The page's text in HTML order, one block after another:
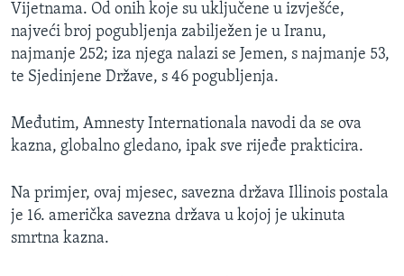
Vijetnama. Od onih koje su uključene u izvješće,
najveći broj pogubljenja zabilježen je u Iranu,
najmanje 252; iza njega nalazi se Jemen, s najmanje 53,
te Sjedinjene Države, s 46 pogubljenja.
Međutim, Amnesty Internationala navodi da se ova
kazna, globalno gledano, ipak sve rijeđe prakticira.
Na primjer, ovaj mjesec, savezna država Illinois postala
je 16. američka savezna država u kojoj je ukinuta
smrtna kazna.